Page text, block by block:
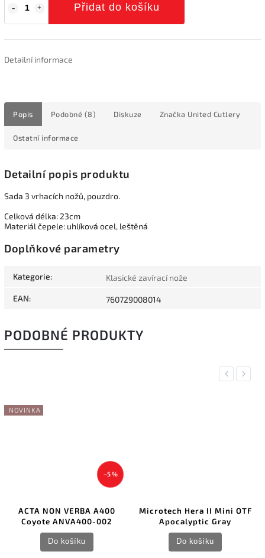
Přidat do košíku
Detailní informace
Popis Podobné (8) Diskuze Značka United Cutlery
Ostatní informace
Detailní popis produktu
Sada 3 vrhacích nožů, pouzdro.
Celková délka: 23cm
Materiál čepele: uhlíková ocel, leštěná
Doplňkové parametry
Kategorie: Klasické zavírací nože
EAN: 760729008014
PODOBNÉ PRODUKTY
Previous
NOVINKA
–5 %
ACTA NON VERBA A400
Coyote ANVA400-002
Do košíku
Microtech Hera II Mini OTF
Apocalyptic Gray
Do košíku
Next